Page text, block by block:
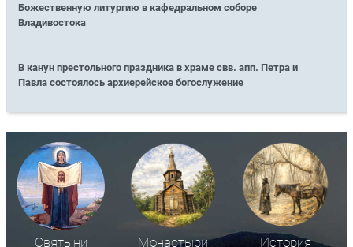
Божественную литургию в кафедральном соборе
Владивостока
В канун престольного праздника в храме свв. апп. Петра и
Павла состоялось архиерейское богослужение
Святыни Монастыри История